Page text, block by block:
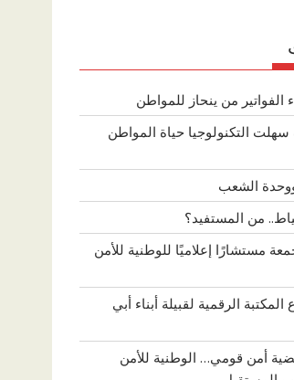
من ينحاز للمواطن
التكنولوجيا حياة المواطن
الشعب
من المستفيد؟
مستشارًا إعلاميًا للوطنية للأمن
الرقمية لقبيلة أبناء أبي
أمن قومي… الوطنية للأمن